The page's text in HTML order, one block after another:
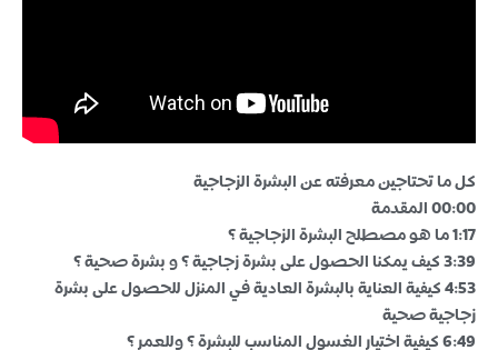
كل ما تحتاجين معرفته عن البشرة الزجاجية
00:00 المقدمة
1:17 ما هو مصطلح البشرة الزجاجية ؟
3:39 كيف يمكنا الحصول على بشرة زجاجية ؟ و بشرة صحية ؟
4:53 كيفية العناية بالبشرة العادية في المنزل للحصول على بشرة
زجاجية صحية
6:49 كيفية اختيار الغسول المناسب للبشرة ؟ وللعمر ؟